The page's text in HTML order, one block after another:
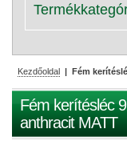
Kezdőoldal | Fém
Fém kerítésléc
anthracit MATT